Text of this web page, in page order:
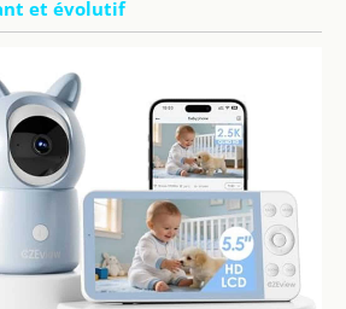
et évolutif